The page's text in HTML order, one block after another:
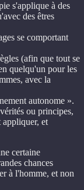
s'applique à des
des êtres
se comportant
(afin que tout se
quelqu'un pour les
avec la
autonome ».
ou principes,
appliquer, et
certaine
chances
à l'homme, et non